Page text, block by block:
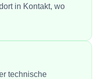
in Kontakt, wo
technische